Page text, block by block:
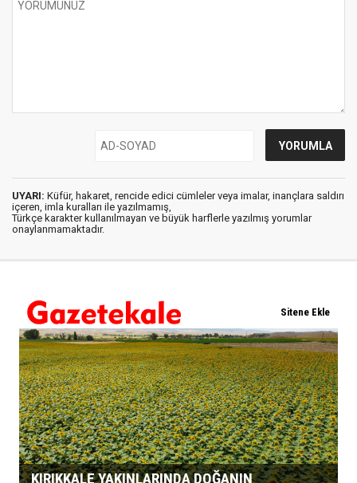
UYARI: Küfür, hakaret, rencide edici cümleler veya imalar, inançlara saldırı
içeren, imla kuralları ile yazılmamış,
Türkçe karakter kullanılmayan ve büyük harflerle yazılmış yorumlar
onaylanmamaktadır.